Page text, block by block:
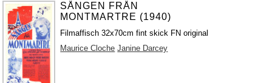
SÅNGEN FRÅN
MONTMARTRE (1940)
Filmaffisch 32x70cm fint skick FN original
Maurice Cloche Janine Darcey